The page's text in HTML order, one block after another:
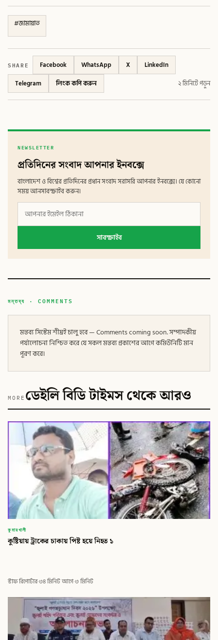
#জামায়াত
SHARE Facebook WhatsApp X
LinkedIn
Telegram
লিংক কপি করুন ২ মিনিটে পড়ুন
NEWSLETTER
প্রতিদিনের সংবাদ আপনার ইনবক্সে
বাংলাদেশ ও বিশ্বের প্রতিদিনের প্রধান সংবাদ সরাসরি আপনার ইনবক্সে। যে কোনো
সময় আনসাবস্ক্রাইব করুন।
সাবস্ক্রাইব
মন্তব্য · COMMENTS
মন্তব্য সিস্টেম শীঘ্রই চালু হবে — Comments coming soon. সম্পাদকীয়
পর্যালোচনা নিশ্চিত করে যে সকল মন্তব্য প্রকাশের আগে কমিউনিটি মান
পূরণ করে।
MORE ডেইলি বিডি টাইমস থেকে আরও
কুমারখালী
কুষ্টিয়ায় ট্রাকের চাকায় পিষ্ট হয়ে নিহত ১
স্টাফ রিপোর্টার·৩৪ মিনিট আগে·৩ মিনিট